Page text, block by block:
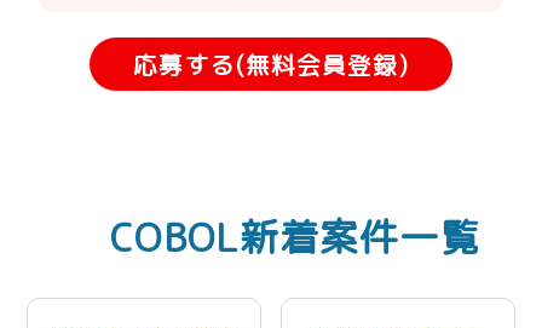
応募する(無料会員登録)
COBOL新着案件一覧